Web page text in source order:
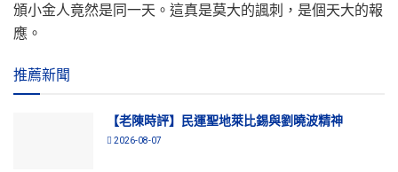
頒小金人竟然是同一天。這真是莫大的諷刺，是個天大的報
應。
推薦新聞
【老陳時評】民運聖地萊比錫與劉曉波精神
2026-08-07